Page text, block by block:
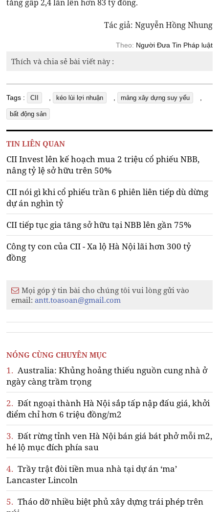
tăng gấp 2,4 lần lên hơn 83 tỷ đồng.
Tác giả: Nguyễn Hồng Nhung
Theo: Người Đưa Tin Pháp luật
Thích và chia sẻ bài viết này :
Tags : CII kéo lùi lợi nhuận mảng xây dựng suy yếu
bất động sản
TIN LIÊN QUAN
CII Invest lên kế hoạch mua 2 triệu cổ phiếu NBB,
nâng tỷ lệ sở hữu trên 50%
CII nói gì khi cổ phiếu trần 6 phiên liên tiếp dù dừng
dự án nghìn tỷ
CII tiếp tục gia tăng sở hữu tại NBB lên gần 75%
Công ty con của CII - Xa lộ Hà Nội lãi hơn 300 tỷ
đồng
Mọi góp ý tin bài cho chúng tôi vui lòng gửi vào
email:antt.toasoan@gmail.com
NÓNG CÙNG CHUYÊN MỤC
1. Australia: Khủng hoảng thiếu nguồn cung nhà ở
ngày càng trầm trọng
2. Đất ngoại thành Hà Nội sắp tấp nập đấu giá, khởi
điểm chỉ hơn 6 triệu đồng/m2
3. Đất rừng tỉnh ven Hà Nội bán giá bát phở mỗi m2,
hé lộ mục đích phía sau
4. Trầy trật đòi tiền mua nhà tại dự án ‘ma’
Lancaster Lincoln
5. Tháo dỡ nhiều biệt phủ xây dựng trái phép trên